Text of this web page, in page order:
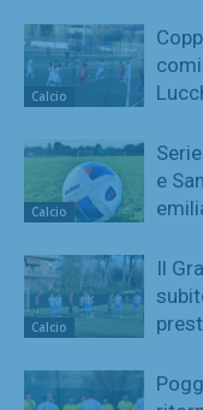
Calcio
Calcio
e
Calcio
Il